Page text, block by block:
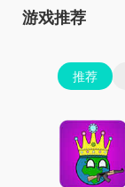
游戏推荐
推荐